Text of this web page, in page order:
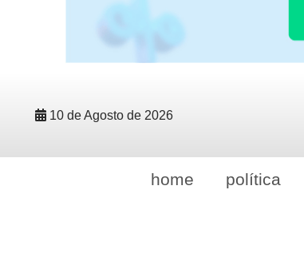
10 de Agosto de 2026
home política